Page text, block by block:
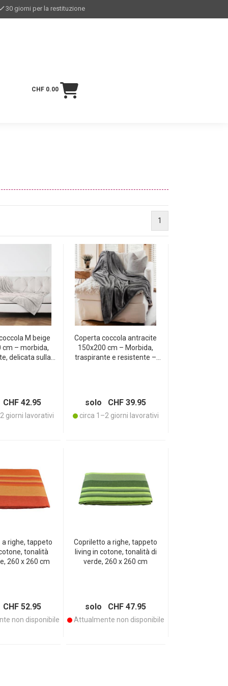
30 giorni per la restituzione
CHF 0.00
1
M beige
cm – morbida,
delicata sulla
42.95
giorni lavorativi
Coperta coccola antracite
150x200 cm – Morbida,
traspirante e resistente –
solo CHF 39.95
circa 1–2 giorni lavorativi
righe, tappeto
tonalità
260 x 260 cm
52.95
non disponibile
Copriletto a righe, tappeto
living in cotone, tonalità di
verde, 260 x 260 cm
solo CHF 47.95
Attualmente non disponibile